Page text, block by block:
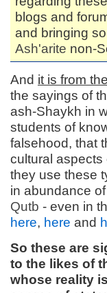
blogs and
and bringing
Ash'arite non-
And it is from
the sayings of
ash-Shaykh in
students of
falsehood, that
cultural aspects
they use these
in abundance
Qutb - even in
here, here and
So these are
to the likes of
whose reality